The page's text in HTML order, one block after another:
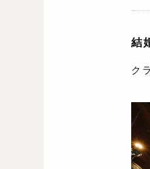
結
ク